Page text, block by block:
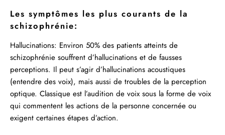
Les symptômes les plus courants de la
schizophrénie:
Hallucinations: Environ 50% des patients atteints de
schizophrénie souffrent d’hallucinations et de fausses
perceptions. Il peut s’agir d’hallucinations acoustiques
(entendre des voix), mais aussi de troubles de la perception
optique. Classique est l’audition de voix sous la forme de voix
qui commentent les actions de la personne concernée ou
exigent certaines étapes d’action.